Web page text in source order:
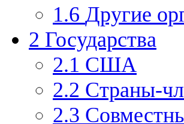
1.6 Другие
2 Государства
2.1 США
2.2 Страны-
2.3